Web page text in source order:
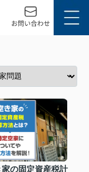
家の固定資産税計